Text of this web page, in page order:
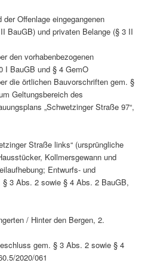
der Offenlage eingegangenen
BauGB) und privaten Belange (§ 3 II
den vorhabenbezogenen
I BauGB und § 4 GemO
die örtlichen Bauvorschriften gem. §
Geltungsbereich des
„Schwetzinger Straße 97“,
Straße links“ (ursprüngliche
Kollmersgewann und
Entwurfs- und
3 Abs. 2 sowie § 4 Abs. 2 BauGB,
/ Hinter den Bergen, 2.
gem. § 3 Abs. 2 sowie § 4
2020/061